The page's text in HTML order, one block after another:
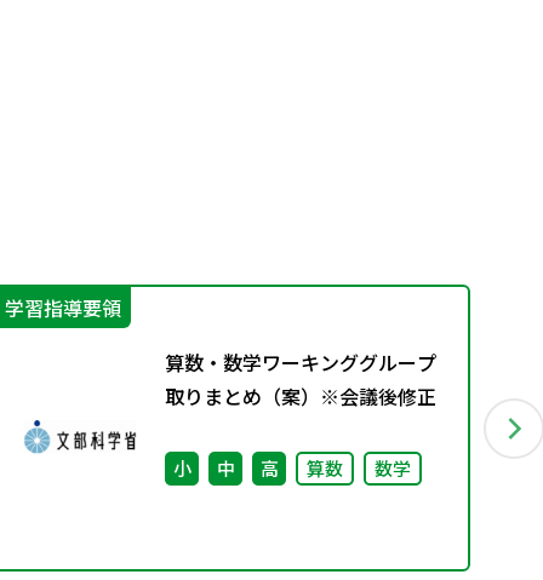
学習指導要領
算数・数学ワーキンググループ
取りまとめ（案）※会議後修正
小 中 高 算数 数学